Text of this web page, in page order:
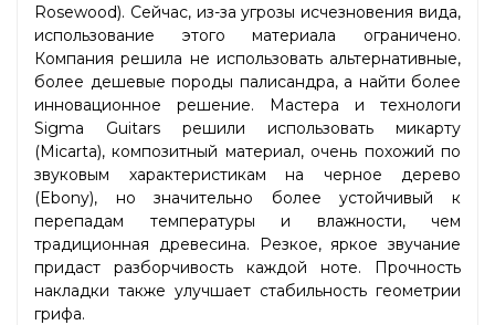
Rosewood). Сейчас, из-за угрозы исчезновения вида,
использование этого материала ограничено.
Компания решила не использовать альтернативные,
более дешевые породы палисандра, а найти более
инновационное решение. Мастера и технологи
Sigma Guitars решили использовать микарту
(Micarta), композитный материал, очень похожий по
звуковым характеристикам на черное дерево
(Ebony), но значительно более устойчивый к
перепадам температуры и влажности, чем
традиционная древесина. Резкое, яркое звучание
придаст разборчивость каждой ноте. Прочность
накладки также улучшает стабильность геометрии
грифа.